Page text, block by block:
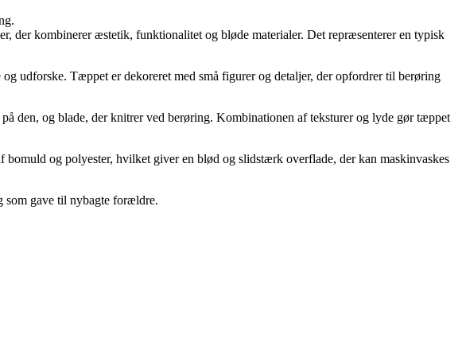
der kombinerer æstetik, funktionalitet og bløde materialer. Det repræsenterer en typisk
udforske. Tæppet er dekoreret med små figurer og detaljer, der opfordrer til berøring
den, og blade, der knitrer ved berøring. Kombinationen af teksturer og lyde gør tæppet
og polyester, hvilket giver en blød og slidstærk overflade, der kan maskinvaskes
som gave til nybagte forældre.